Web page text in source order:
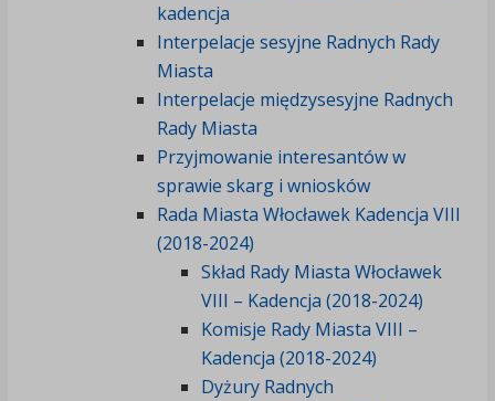
kadencja
Interpelacje sesyjne Radnych Rady
Miasta
Interpelacje międzysesyjne Radnych
Rady Miasta
Przyjmowanie interesantów w
sprawie skarg i wniosków
Rada Miasta Włocławek Kadencja VIII
(2018-2024)
Skład Rady Miasta Włocławek
VIII – Kadencja (2018-2024)
Komisje Rady Miasta VIII –
Kadencja (2018-2024)
Dyżury Radnych